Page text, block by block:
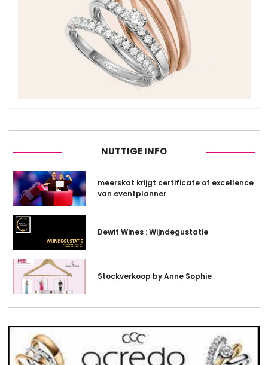
NUTTIGE INFO
meerskat krijgt certificate of excellence
van eventplanner
Dewit Wines : Wijndegustatie
Stockverkoop by Anne Sophie